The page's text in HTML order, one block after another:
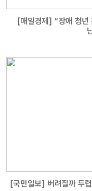
[매일경제] “장애 청년
[국민일보] 버려질까 두